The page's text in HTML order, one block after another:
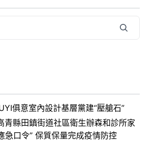
俱意室內設計基層黨建“壓艙石”
青縣田鎮街道社區衛生辦森和診所家
急口令” 保質保量完成疫情防控